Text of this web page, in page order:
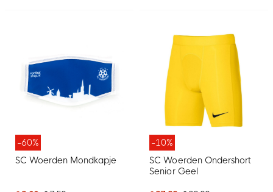
-60%
SC Woerden Mondkapje
-10%
SC Woerden Ondershort
Senior Geel